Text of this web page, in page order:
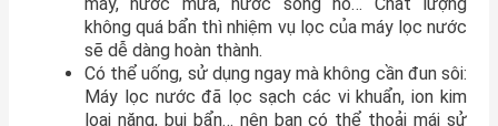
không quá bẩn thì nhiệm vụ lọc của máy lọc nước
sẽ dễ dàng hoàn thành.
Có thể uống, sử dụng ngay mà không cần đun sôi:
Máy lọc nước đã lọc sạch các vi khuẩn, ion kim
loại nặng, bụi bẩn… nên bạn có thể thoải mái sử